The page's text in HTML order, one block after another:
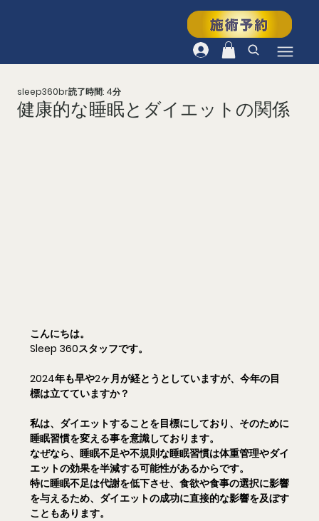
健康的な睡眠とダイエットの関係
sleep360br読了時間: 4分
こんにちは。
Sleep 360スタッフです。
2024年も早や2ヶ月が経とうとしていますが、今年の目
標は立てていますか？
私は、ダイエットすることを目標にしており、そのために
睡眠習慣を変える事を意識しております。
なぜなら、睡眠不足や不規則な睡眠習慣は体重管理やダイ
エットの効果を半減する可能性があるからです。
特に睡眠不足は代謝を低下させ、食欲や食事の選択に影響
を与えるため、ダイエットの成功に直接的な影響を及ぼす
こともあります。